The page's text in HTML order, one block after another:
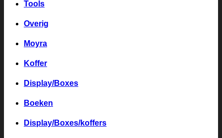
Tools
Overig
Moyra
Koffer
Display/Boxes
Boeken
Display/Boxes/koffers